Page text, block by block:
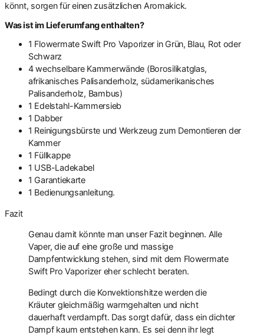
könnt, sorgen für einen zusätzlichen Aromakick.
Was ist im Lieferumfang enthalten?
1 Flowermate Swift Pro Vaporizer in Grün, Blau, Rot oder
Schwarz
4 wechselbare Kammerwände (Borosilikatglas,
afrikanisches Palisanderholz, südamerikanisches
Palisanderholz, Bambus)
1 Edelstahl-Kammersieb
1 Dabber
1 Reinigungsbürste und Werkzeug zum Demontieren der
Kammer
1 Füllkappe
1 USB-Ladekabel
1 Garantiekarte
1 Bedienungsanleitung.
Fazit
Genau damit könnte man unser Fazit beginnen. Alle
Vaper, die auf eine große und massige
Dampfentwicklung stehen, sind mit dem Flowermate
Swift Pro Vaporizer eher schlecht beraten.
Bedingt durch die Konvektionshitze werden die
Kräuter gleichmäßig warmgehalten und nicht
dauerhaft verdampft. Das sorgt dafür, dass ein dichter
Dampf kaum entstehen kann. Es sei denn ihr legt